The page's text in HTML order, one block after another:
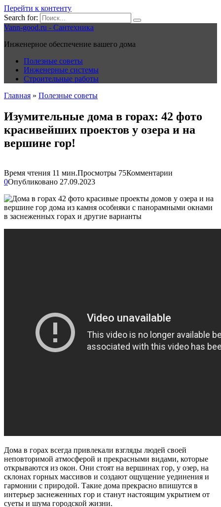
Перейти к контенту
Search for:
Vann-good.ru - Сантехника
Инженерное обеспечение вашего дома
Полезные советы
Инженерные системы
Строительные работы
Главная » Полезные советы
Изумительные дома в горах: 42 фото
красивейших проектов у озера и на
вершине гор!
Время чтения 11 мин.Просмотры 75Комментарии
0Опубликовано 27.09.2023
Дома в горах всегда привлекали взгляды людей своей
неповторимой атмосферой и прекрасными видами, которые
открываются из окон. Они стоят на вершинах гор, у озер, на
склонах горных массивов и создают ощущение уединения и
гармонии с природой. Такие дома прекрасно впишутся в
интерьер заснеженных гор и станут настоящим укрытием от
суеты и шума городской жизни.